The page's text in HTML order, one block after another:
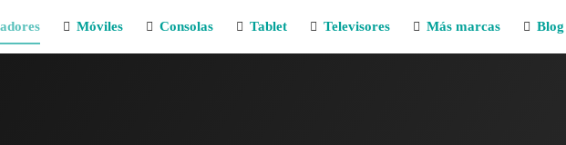
Móviles Consolas Tablet Televisores Más marcas Blog